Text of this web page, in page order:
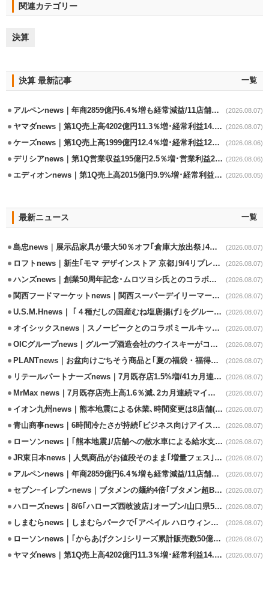
関連カテゴリー
決算
決算 最新記事 一覧
アルペンnews｜年商2859億円6.4％増も経常減益/11店舗出店､4店閉鎖 (2026.08.07)
ヤマダnews｜第1Q売上高4202億円11.3％増･経常利益14.5％増 (2026.08.07)
ケーズnews｜第1Q売上高1999億円12.4％増･経常利益125.0%増 (2026.08.06)
デリシアnews｜第1Q営業収益195億円2.5％増･営業利益27.8%減 (2026.08.06)
エディオンnews｜第1Q売上高2015億円9.9%増･経常利益127.5%増 (2026.08.05)
最新ニュース 一覧
島忠news｜展示品家具が最大50％オフ｢倉庫大放出祭｣4店舗限定で開催 (2026.08.07)
ロフトnews｜新生｢モマ デザインストア 京都｣9/4リプレイスオープン (2026.08.07)
ハンズnews｜創業50周年記念･ムロツヨシ氏とのコラボ企画｢ムロハンズ｣開催 (2026.08.07)
関西フードマーケットnews｜関西スーパーデイリーマート蒲生店8/7改装 (2026.08.07)
U.S.M.Hnews｜ ｢４種だしの国産むね塩唐揚げ｣をグループ610店で共同販促 (2026.08.07)
オイシックスnews｜スノーピークとのコラボミールキット8/13発売 (2026.08.07)
OICグループnews｜グループ酒造会社のウイスキーがコンペティション受賞 (2026.08.07)
PLANTnews｜お盆向けごちそう商品と｢夏の福袋・福得カート｣8/8から開催 (2026.08.07)
リテールパートナーズnews｜7月既存店1.5%増/41カ月連続増 (2026.08.07)
MrMax news｜7月既存店売上高1.6％減､2カ月連続マイナス (2026.08.07)
イオン九州news｜熊本地震による休業､時間変更は8店舗(8/7時点) (2026.08.07)
青山商事news｜6時間冷たさが持続｢ビジネス向けアイスベスト｣発売 (2026.08.07)
ローソンnews｜｢熊本地震｣/店舗への散水車による給水支援を開始 (2026.08.07)
JR東日本news｜人気商品がお値段そのまま｢増量フェス｣8/18から開催 (2026.08.07)
アルペンnews｜年商2859億円6.4％増も経常減益/11店舗出店､4店閉鎖 (2026.08.07)
セブンｰイレブンnews｜ブタメンの麺約4倍｢ブタメン超BIG｣8/11から限定発売 (2026.08.07)
ハローズnews｜8/6｢ハローズ西岐波店｣オープン/山口県5店舗目 (2026.08.07)
しまむらnews｜しまむらパークで｢アベイル ハロウィンじゅんびフェア｣開催 (2026.08.07)
ローソンnews｜｢からあげクン｣シリーズ累計販売数50億食突破 (2026.08.07)
ヤマダnews｜第1Q売上高4202億円11.3％増･経常利益14.5％増 (2026.08.07)